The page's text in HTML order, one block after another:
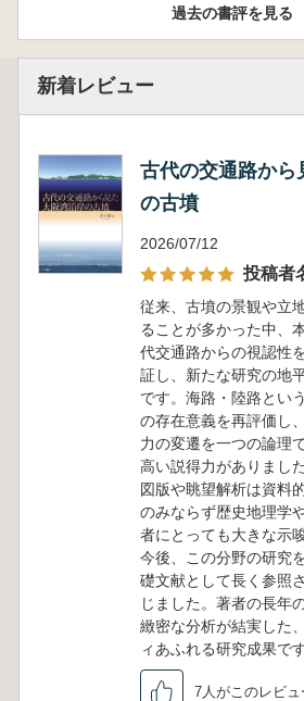
過去の書評を見る
新着レビュー
古代の交通路から
の古墳
2026/07/12
投稿者
従来、古墳の景観や立
ることが多かった中、
代交通路からの視認性
証し、新たな研究の地
です。海路・陸路とい
の存在意義を再評価し
力の変遷を一つの論理
高い説得力がありまし
図版や眺望解析は資料
のみならず歴史地理学
者にとっても大きな示
今後、この分野の研究
礎文献として長く参照
じました。著者の長年
緻密な分析が結実した
ィあふれる研究成果です
7人がこのレビ